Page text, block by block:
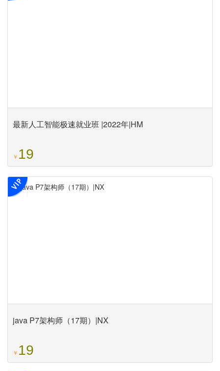
最新人工智能极速就业班 |2022年|HM
￥ 19
java P7架构师（17期）|NX
￥ 19